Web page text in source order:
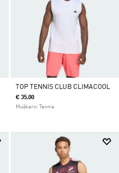
TOP TENNIS CLUB CLIMACOOL
€ 35.00
Muškarci Tennis